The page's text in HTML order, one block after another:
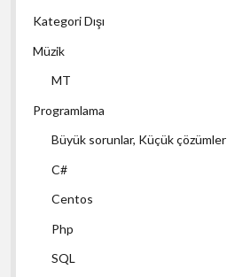
Kategori Dışı
Müzik
MT
Programlama
Büyük sorunlar, Küçük çözümler
C#
Centos
Php
SQL